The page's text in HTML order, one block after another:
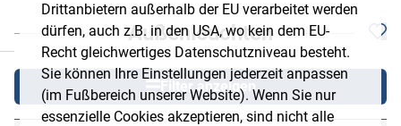
Drittanbietern außerhalb der EU verarbeitet werden
dürfen, auch z.B. in den USA, wo kein dem EU-
Recht gleichwertiges Datenschutzniveau besteht.
Sie können Ihre Einstellungen jederzeit anpassen
(im Fußbereich unserer Website). Wenn Sie nur
essenzielle Cookies akzeptieren, sind nicht alle
Außenleuchten
Filter anzeigen